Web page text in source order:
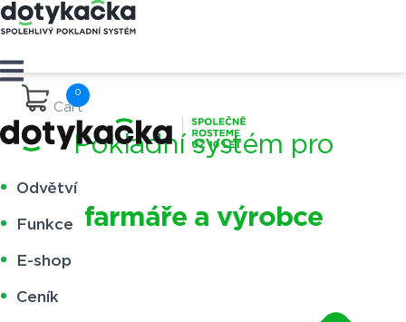
Cart
Odvětví
Funkce
E-shop
Ceník
Pokladní systém pro
farmáře a výrobce